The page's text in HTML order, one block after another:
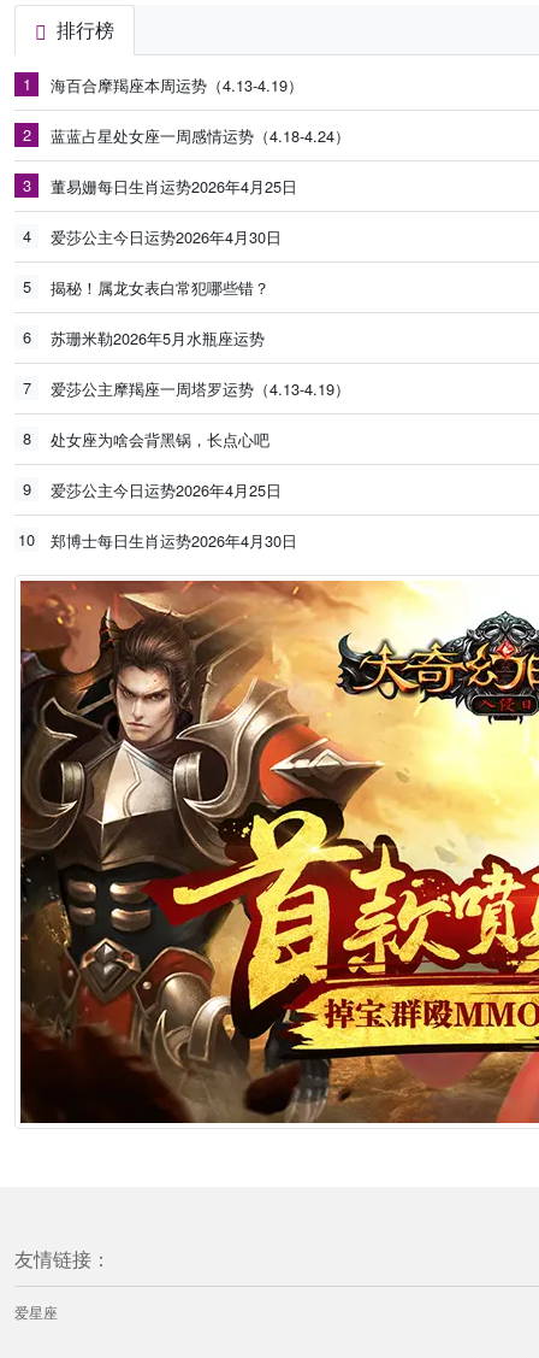
排行榜
1 海百合摩羯座本周运势（4.13-4.19）
2 蓝蓝占星处女座一周感情运势（4.18-4.24）
3 董易姗每日生肖运势2026年4月25日
4 爱莎公主今日运势2026年4月30日
5 揭秘！属龙女表白常犯哪些错？
6 苏珊米勒2026年5月水瓶座运势
7 爱莎公主摩羯座一周塔罗运势（4.13-4.19）
8 处女座为啥会背黑锅，长点心吧
9 爱莎公主今日运势2026年4月25日
10 郑博士每日生肖运势2026年4月30日
友情链接：
爱星座